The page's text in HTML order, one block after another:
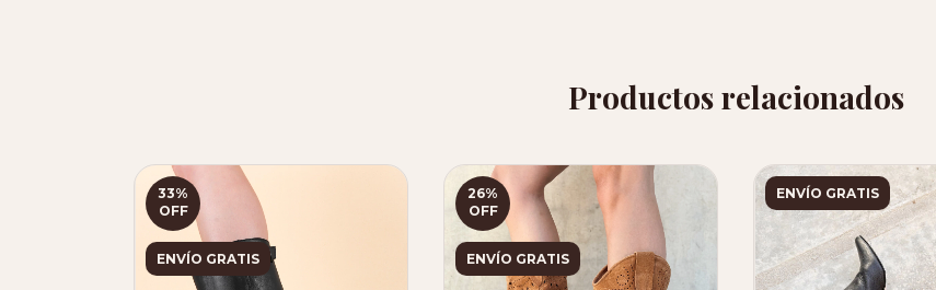
Productos relacionados
33%
OFF
ENVÍO GRATIS
26%
OFF
ENVÍO GRATIS
ENVÍO GRATIS